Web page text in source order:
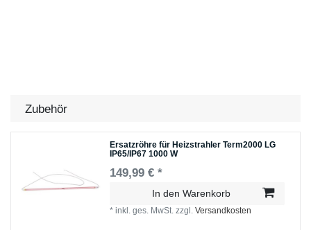
Zubehör
Ersatzröhre für Heizstrahler Term2000 LG
IP65/IP67 1000 W
149,99 € *
In den Warenkorb
*inkl. ges. MwSt. zzgl.Versandkosten